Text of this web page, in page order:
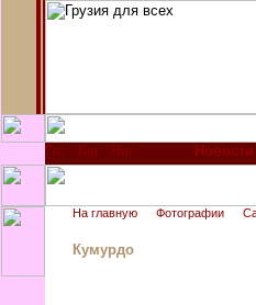
Новости
На главную Фотографии
Кумурдо